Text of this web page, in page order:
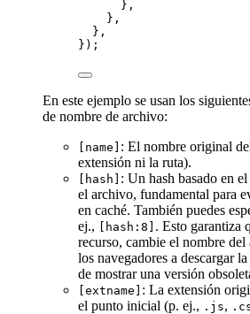
},
},
},
});
En este ejemplo se usan los
de nombre de archivo:
[name] : El nombre original
extensión ni la ruta).
[hash] : Un hash basado en
el archivo, fundamental para
en caché. También puedes
ej., [hash:8] . Esto garantiza
recurso, cambie el nombre
los navegadores a descargar
de mostrar una versión
[extname] : La extensión
el punto inicial (p. ej., .js,